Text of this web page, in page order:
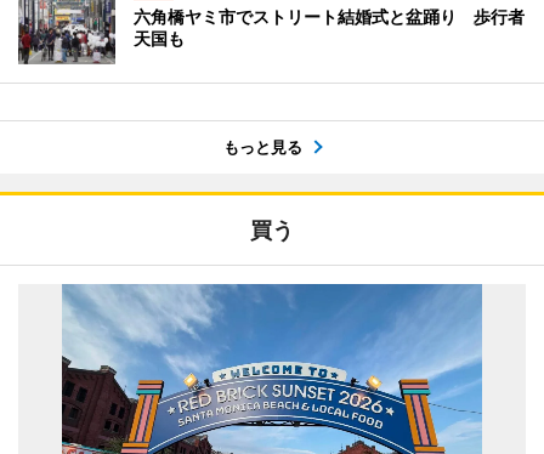
六角橋ヤミ市でストリート結婚式と盆踊り 歩行者
天国も
もっと見る
買う